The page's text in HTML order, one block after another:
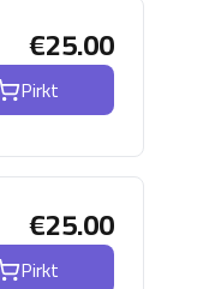
€25.00
Pirkt
€25.00
Pirkt